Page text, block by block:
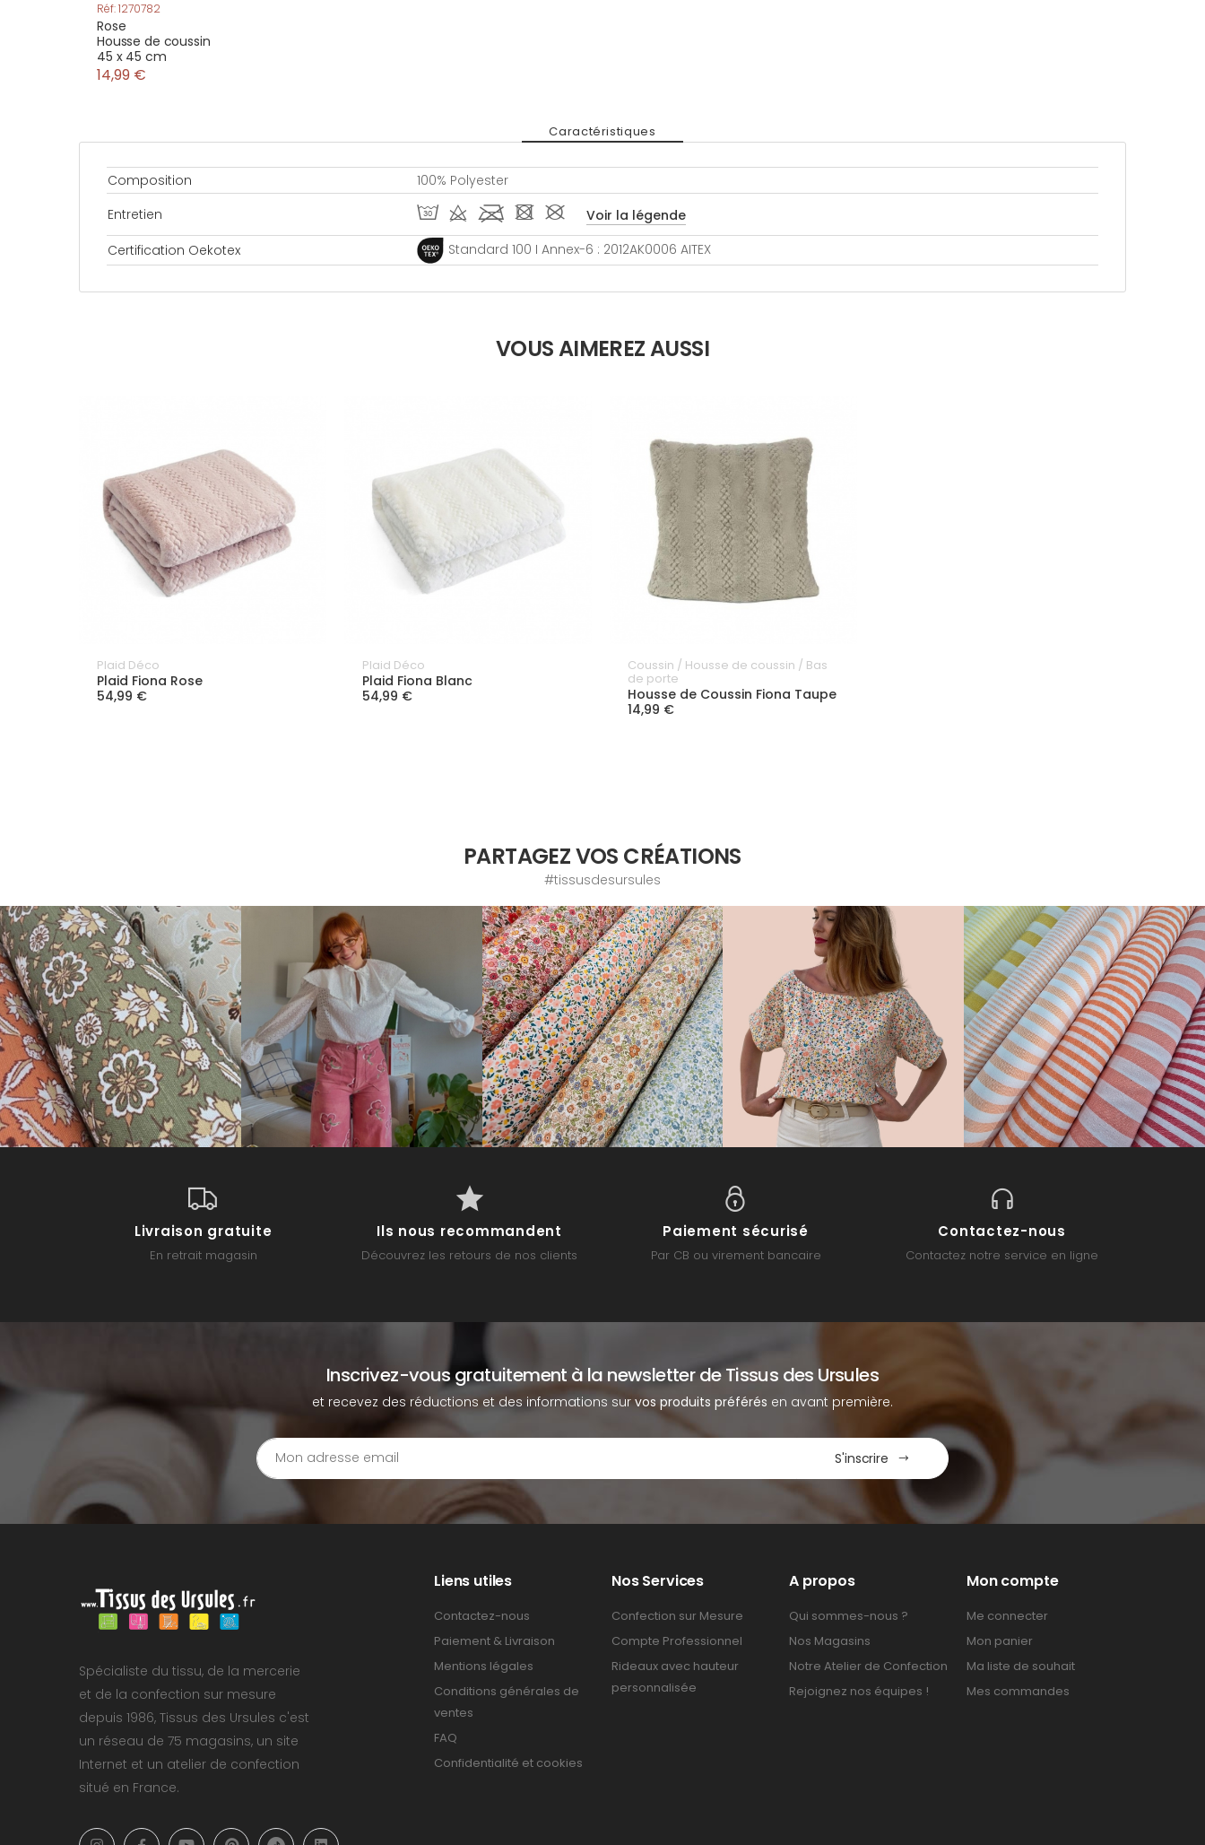
Réf: 1270782
Rose
Housse de coussin
45 x 45 cm
14,99 €
Caractéristiques
Composition
100% Polyester
Entretien
T d l - #
Voir la légende
Certification Oekotex
Standard 100 I Annex-6 : 2012AK0006 AITEX
VOUS AIMEREZ AUSSI
Plaid Déco
Plaid Fiona Rose
54,99 €
Plaid Déco
Plaid Fiona Blanc
54,99 €
Coussin / Housse de coussin / Bas
de porte
Housse de Coussin Fiona Taupe
14,99 €
PARTAGEZ VOS CRÉATIONS
#tissusdesursules
Livraison gratuite
En retrait magasin
Ils nous recommandent
Découvrez les retours de nos clients
Paiement sécurisé
Par CB ou virement bancaire
Contactez-nous
Contactez notre service en ligne
Inscrivez-vous gratuitement à la newsletter de Tissus des Ursules
et recevez des réductions et des informations survos produits préférés en avant première.
S'inscrire
Spécialiste du tissu, de la mercerie
et de la confection sur mesure
depuis 1986, Tissus des Ursules c'est
un réseau de 75 magasins, un site
Internet et un atelier de confection
situé en France.
Liens utiles
Contactez-nous
Paiement & Livraison
Mentions légales
Conditions générales de
ventes
FAQ
Confidentialité et cookies
Nos Services
Confection sur Mesure
Compte Professionnel
Rideaux avec hauteur
personnalisée
A propos
Qui sommes-nous ?
Nos Magasins
Notre Atelier de Confection
Rejoignez nos équipes !
Mon compte
Me connecter
Mon panier
Ma liste de souhait
Mes commandes